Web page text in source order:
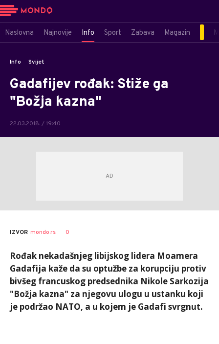
Naslovna Najnovije Info Sport Zabava Magazin
Info Svijet
Gadafijev rođak: Stiže ga
"Božja kazna"
22.03.2018. / 19:40
IZVOR mondo.rs 0
Rođak nekadašnjeg libijskog lidera Moamera
Gadafija kaže da su optužbe za korupciju protiv
bivšeg francuskog predsednika Nikole Sarkozija
"Božja kazna" za njegovu ulogu u ustanku koji
je podržao NATO, a u kojem je Gadafi svrgnut.